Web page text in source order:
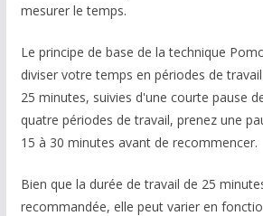
mesurer le temps.
Le principe de base de la technique
diviser votre temps en périodes de
25 minutes, suivies d'une courte pause
quatre périodes de travail, prenez une
15 à 30 minutes avant de recommencer.
Bien que la durée de travail de 25
recommandée, elle peut varier en